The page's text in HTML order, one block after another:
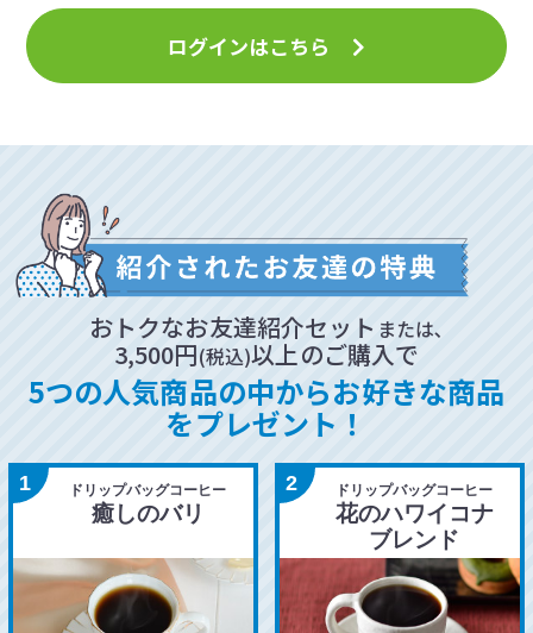
ログインはこちら
おトクなお友達紹介セット または､
3,500円(税込)以上のご購入で
5つの人気商品の中からお好きな商品
をプレゼント！
1 ドリップバッグコーヒー
癒しのバリ
2 ドリップバッグコーヒー
花のハワイコナ
ブレンド